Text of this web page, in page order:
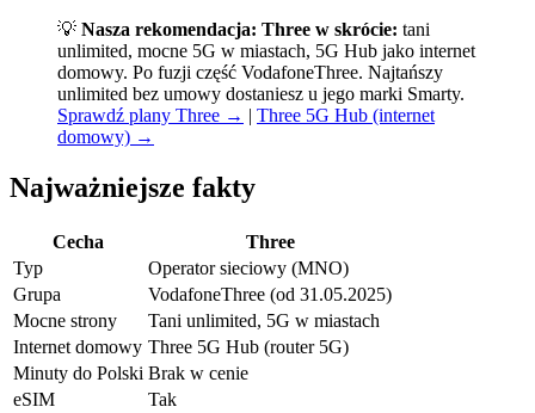
💡 Nasza rekomendacja: Three w skrócie: tani
unlimited, mocne 5G w miastach, 5G Hub jako internet
domowy. Po fuzji część VodafoneThree. Najtańszy
unlimited bez umowy dostaniesz u jego marki Smarty.
Sprawdź plany Three → | Three 5G Hub (internet
domowy) →
Najważniejsze fakty
Cecha
Three
Typ
Operator sieciowy (MNO)
Grupa
VodafoneThree (od 31.05.2025)
Mocne strony
Tani unlimited, 5G w miastach
Internet domowy Three 5G Hub (router 5G)
Minuty do Polski Brak w cenie
eSIM
Tak